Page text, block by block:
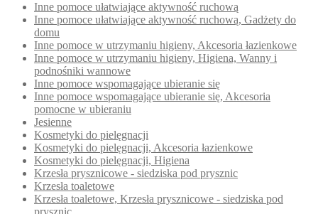
Inne pomoce ułatwiające aktywność ruchową
Inne pomoce ułatwiające aktywność ruchową, Gadżety do
domu
Inne pomoce w utrzymaniu higieny, Akcesoria łazienkowe
Inne pomoce w utrzymaniu higieny, Higiena, Wanny i
podnośniki wannowe
Inne pomoce wspomagające ubieranie się
Inne pomoce wspomagające ubieranie się, Akcesoria
pomocne w ubieraniu
Jesienne
Kosmetyki do pielęgnacji
Kosmetyki do pielęgnacji, Akcesoria łazienkowe
Kosmetyki do pielęgnacji, Higiena
Krzesła prysznicowe - siedziska pod prysznic
Krzesła toaletowe
Krzesła toaletowe, Krzesła prysznicowe - siedziska pod